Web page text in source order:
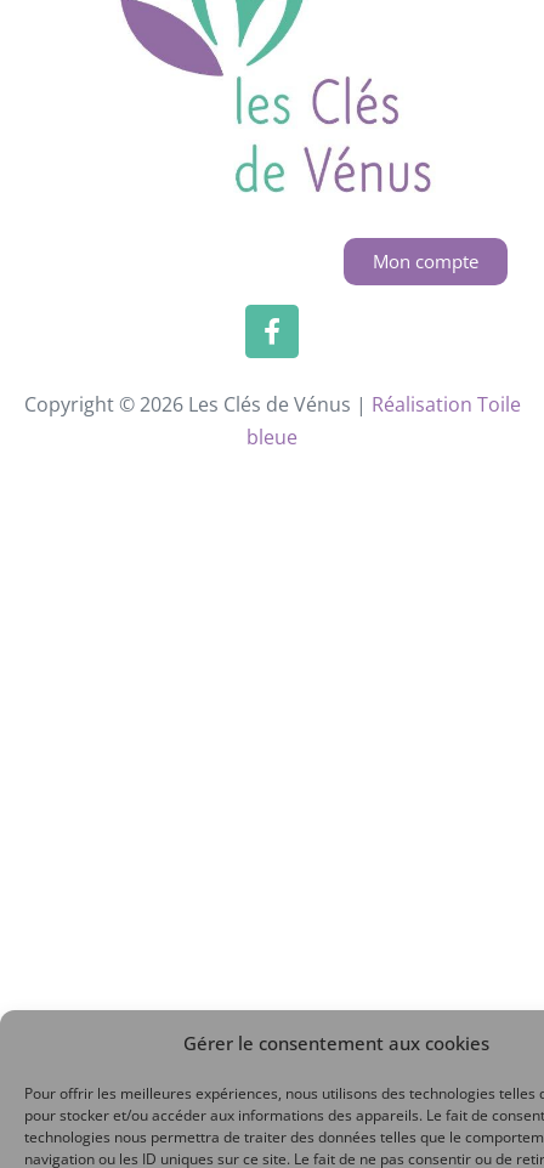
Gérer le consentement aux cookies
Pour offrir les meilleures expériences, nous utilisons des technologies telles
pour stocker et/ou accéder aux informations des appareils. Le fait de
technologies nous permettra de traiter des données telles que le
navigation ou les ID uniques sur ce site. Le fait de ne pas consentir ou de
Mon compte
Copyright © 2026 Les Clés de Vénus | Réalisation Toile
bleue